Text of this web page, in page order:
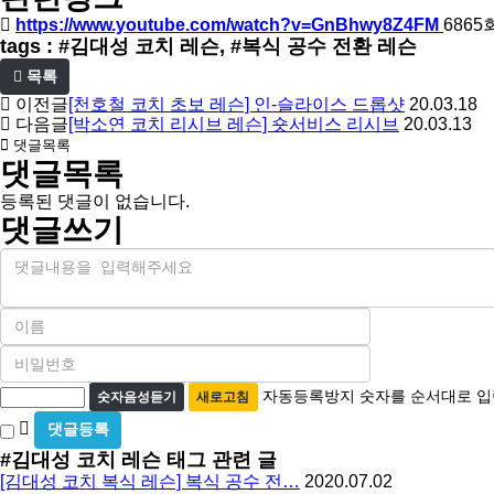
https://www.youtube.com/watch?v=GnBhwy8Z4FM 6865
tags : #김대성 코치 레슨, #복식 공수 전환 레슨
목록
이전글[천호철 코치 초보 레슨] 인-슬라이스 드롭샷 20.03.18
다음글[박소연 코치 리시브 레슨] 숏서비스 리시브 20.03.13
댓글목록
댓글목록
등록된 댓글이 없습니다.
댓글쓰기
내
이
필
수
비
밀
번
호
필
수
자
동
등
록
숫자음성듣기 새로고침 자동등록방지 숫자를 순서대로
밀
글
사
#김대성 코치 레슨 태그 관련 글
[김대성 코치 복식 레슨] 복식 공수 전… 2020.07.02